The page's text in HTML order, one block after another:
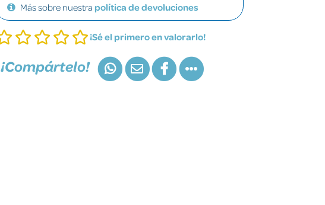
Más sobre nuestra política de devoluciones
¡Sé el primero en valorarlo!
¡Compártelo!